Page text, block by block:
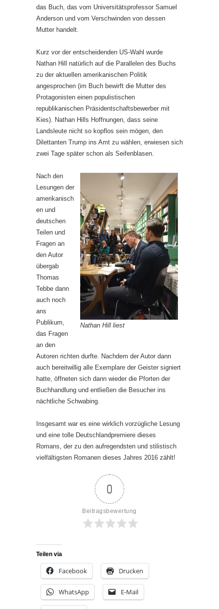
das Buch, das vom Universitätsprofessor Samuel
Anderson und vom Verschwinden von dessen
Mutter handelt.
Kurz vor der entscheidenden US-Wahl wurde
Nathan Hill natürlich auf die Parallelen des Buchs
zu der aktuellen amerikanischen Politik
angesprochen (im Buch bewirft die Mutter des
Protagonisten einen populistischen
republikanischen Präsidentschaftsbewerber mit
Kies). Nathan Hills Hoffnungen, dass seine
Landsleute nicht so kopflos sein mögen, den
Dilettanten Trump ins Amt zu wählen, erwiesen sich
zwei Tage später schon als Seifenblasen.
Nathan Hill liest
Nach den
Lesungen der
amerikanisch
en und
deutschen
Teilen und
Fragen an
den Autor
übergab
Thomas
Tebbe dann
auch noch
ans
Publikum,
das Fragen
an den
Autoren richten durfte. Nachdem der Autor dann
auch bereitwillig alle Exemplare der Geister signiert
hatte, öffneten sich dann wieder die Pforten der
Buchhandlung und entließen die Besucher ins
nächtliche Schwabing.
Insgesamt war es eine wirklich vorzügliche Lesung
und eine tolle Deutschlandpremiere dieses
Romans, der zu den aufregendsten und stilistisch
vielfältigsten Romanen dieses Jahres 2016 zählt!
0
Beitragsbewertung
Teilen via
Facebook Drucken
WhatsApp E-Mail